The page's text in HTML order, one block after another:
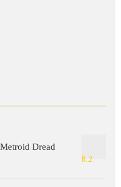
Dread
8.2